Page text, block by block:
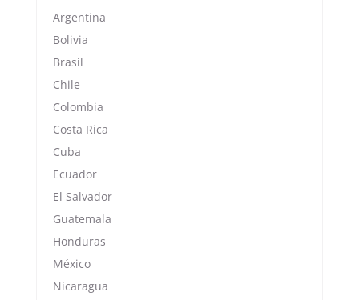
Argentina
Bolivia
Brasil
Chile
Colombia
Costa Rica
Cuba
Ecuador
El Salvador
Guatemala
Honduras
México
Nicaragua